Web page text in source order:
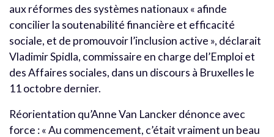
aux réformes des systèmes nationaux « afinde
concilier la soutenabilité financière et efficacité
sociale, et de promouvoir l’inclusion active », déclarait
Vladimir Spidla, commissaire en charge del’Emploi et
des Affaires sociales, dans un discours à Bruxelles le
11 octobre dernier.
Réorientation qu’Anne Van Lancker dénonce avec
force : « Au commencement, c’était vraiment un beau